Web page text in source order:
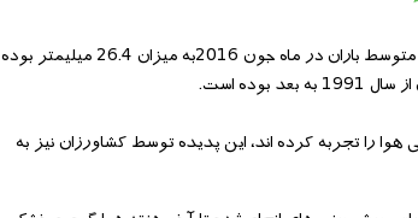
اگر احساس میکنید که هوای تورنتو خشک تر از همیشه است اشتباه نمیکنید، براساس گزارش منتشر شده بارش متوسط باران در ماه جون 2016به میزان 26.4 میلیمتر بوده
است.
را تجربه کرده اند، این پدیده توسط کشاورزان نیز به